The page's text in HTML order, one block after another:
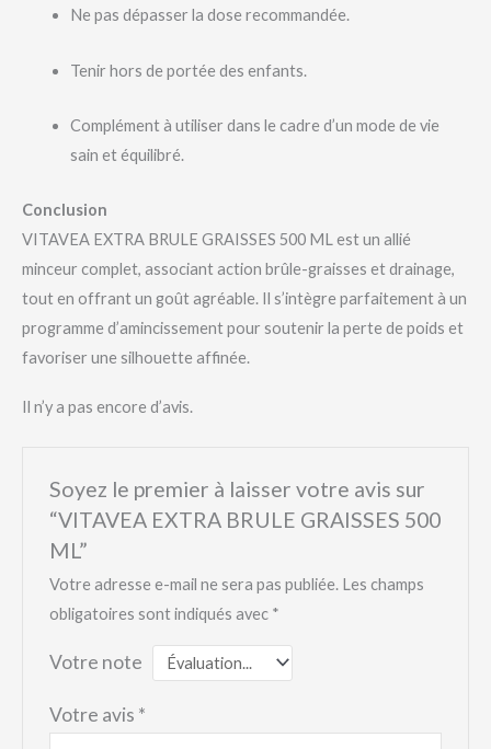
Ne pas dépasser la dose recommandée.
Tenir hors de portée des enfants.
Complément à utiliser dans le cadre d’un mode de vie
sain et équilibré.
Conclusion
VITAVEA EXTRA BRULE GRAISSES 500 ML est un allié
minceur complet, associant action brûle-graisses et drainage,
tout en offrant un goût agréable. Il s’intègre parfaitement à un
programme d’amincissement pour soutenir la perte de poids et
favoriser une silhouette affinée.
Il n’y a pas encore d’avis.
Soyez le premier à laisser votre avis sur
“VITAVEA EXTRA BRULE GRAISSES 500
ML”
Votre adresse e-mail ne sera pas publiée. Les champs
obligatoires sont indiqués avec *
Votre note
Votre avis *